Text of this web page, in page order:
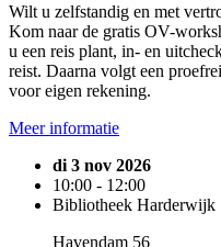
Wilt u zelfstandig en met
Kom naar de gratis OV-
u een reis plant, in- en
reist. Daarna volgt een
voor eigen rekening.
Meer informatie
di 3 nov 2026
10:00 - 12:00
Bibliotheek Harderwijk
Havendam 56